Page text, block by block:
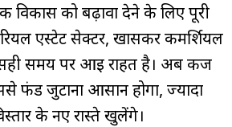
को बढ़ावा देने के लिए पूरी
एस्टेट सेक्टर, खासकर कमर्शियल
समय पर आई राहत है। अब कर्ज
फंड जुटाना आसान होगा, ज्यादा
के नए रास्ते खुलेंगे।